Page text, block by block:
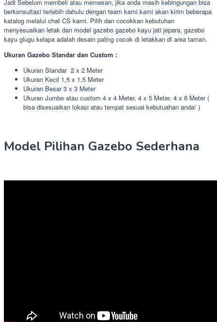
Jadi Sebelum membeli atau memesan, jika anda masih kebingungan bisa
berkonsultasi terlebih dahulu dengan team kami.kami akan kirim beberapa
katalog melalui chat CS kami. Pilih dan cocokkan kebutuhan
menyesuaikan letak dan model gazebo gazebo kayu jati jepara, gazebo
kayu glugu kelapa adalah desain paling cocok di letakkan di area taman.
Ukuran Gazebo Standar dan Custom :
Ukuran Standar 2 x 2 Meter
Ukuran Kecil 1,5 x 1,5 Meter
Ukuran Besar 3 x 3 Meter
Ukuran Jumbo atau custom 4 x 4 Meter, 4 x 5 Meter, 4 x 6 Meter (
bisa disesuaikan lokasi atau tempat sesuai kebutuahan anda! )
Model Pilihan Gazebo Sederhana